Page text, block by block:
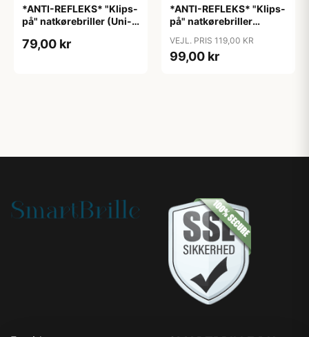
*ANTI-REFLEKS* "Klips-
på" natkørebriller (Uni-
79,00 kr
*ANTI-REFLEKS* "Klips-
på" natkørebriller
"Moon"
VEJL. PRIS 119,00 KR
99,00 kr